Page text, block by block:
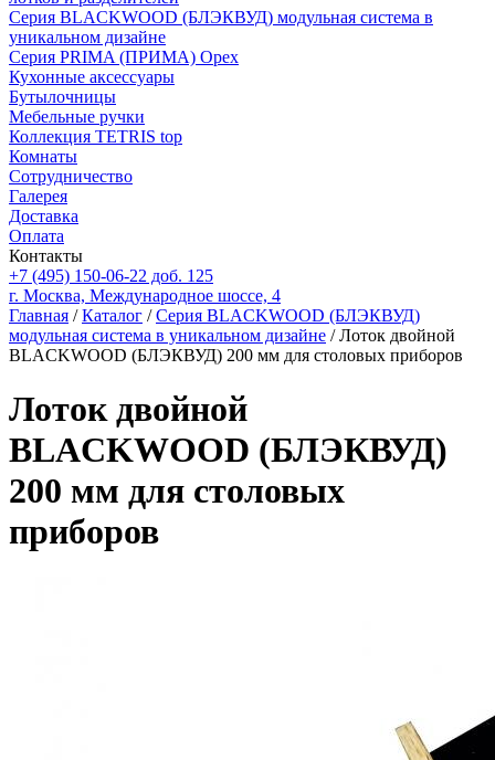
Серия BLACKWOOD (БЛЭКВУД) модульная система в
уникальном дизайне
Серия PRIMA (ПРИМА) Орех
Кухонные аксессуары
Бутылочницы
Мебельные ручки
Коллекция TETRIS top
Комнаты
Сотрудничество
Галерея
Доставка
Оплата
Контакты
+7 (495) 150-06-22 доб. 125
г. Москва, Международное шоссе, 4
Главная /Каталог /Серия BLACKWOOD (БЛЭКВУД)
модульная система в уникальном дизайне / Лоток двойной
BLACKWOOD (БЛЭКВУД) 200 мм для столовых приборов
Лоток двойной
BLACKWOOD (БЛЭКВУД)
200 мм для столовых
приборов